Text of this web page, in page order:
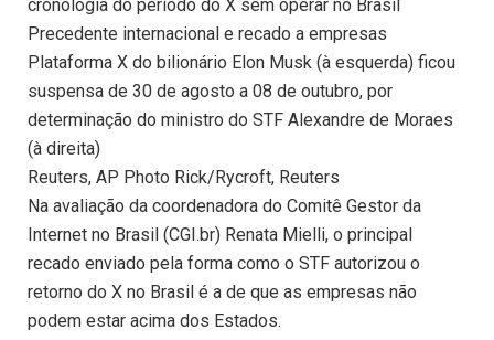
cronologia do período do X sem operar no Brasil
Precedente internacional e recado a empresas
Plataforma X do bilionário Elon Musk (à esquerda) ficou
suspensa de 30 de agosto a 08 de outubro, por
determinação do ministro do STF Alexandre de Moraes
(à direita)
Reuters, AP Photo Rick/Rycroft, Reuters
Na avaliação da coordenadora do Comitê Gestor da
Internet no Brasil (CGI.br) Renata Mielli, o principal
recado enviado pela forma como o STF autorizou o
retorno do X no Brasil é a de que as empresas não
podem estar acima dos Estados.